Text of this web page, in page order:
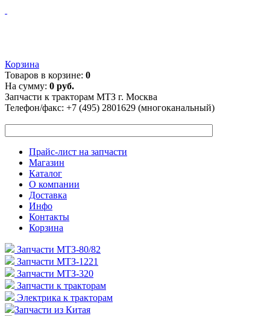
Корзина
Товаров в корзине: 0
На сумму: 0 руб.
Запчасти к тракторам МТЗ г. Москва
Телефон/факс: +7 (495) 2801629 (многоканальный)
Прайс-лист на запчасти
Магазин
Каталог
О компании
Доставка
Инфо
Контакты
Корзина
Запчасти МТЗ-80/82
Запчасти МТЗ-1221
Запчасти МТЗ-320
Запчасти к тракторам
Электрика к тракторам
Запчасти из Китая